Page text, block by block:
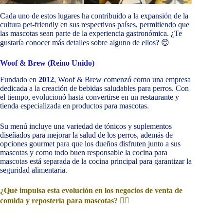
Cada uno de estos lugares ha contribuido a la expansión de la
cultura pet-friendly en sus respectivos países, permitiendo que
las mascotas sean parte de la experiencia gastronómica. ¿Te
gustaría conocer más detalles sobre alguno de ellos? 😊
Woof & Brew (Reino Unido)
Fundado en 2012, Woof & Brew comenzó como una empresa
dedicada a la creación de bebidas saludables para perros. Con
el tiempo, evolucionó hasta convertirse en un restaurante y
tienda especializada en productos para mascotas.
Su menú incluye una variedad de tónicos y suplementos
diseñados para mejorar la salud de los perros, además de
opciones gourmet para que los dueños disfruten junto a sus
mascotas y como todo buen responsable la cocina para
mascotas está separada de la cocina principal para garantizar la
seguridad alimentaria.
¿Qué impulsa esta evolución en los negocios de venta de
comida y repostería para mascotas? 🐕‍🦺